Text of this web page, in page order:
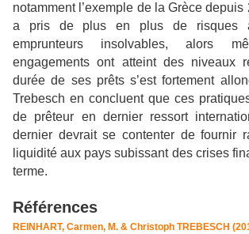
notamment l’exemple de la Grèce depuis
a pris de plus en plus de risques
emprunteurs insolvables, alors
engagements ont atteint des niveaux
durée de ses prêts s’est fortement
Trebesch en concluent que ces
de prêteur en dernier ressort
dernier devrait se contenter de fournir
liquidité aux pays subissant des crises
terme.
Références
REINHART, Carmen, M. & Christoph TREBESCH